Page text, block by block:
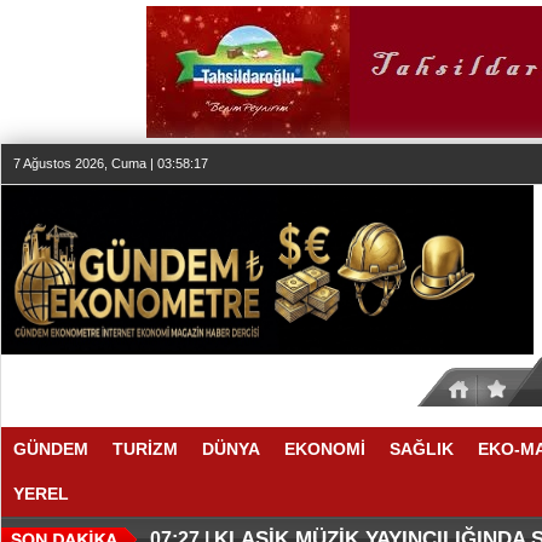
7 Ağustos 2026, Cuma | 03:58:17
GÜNDEM TURİZM DÜNYA EKONOMİ SAĞLIK EKO-
YEREL
20:24 |SESİN HAFIZASI ANKARA'DA
20:19 |FAIRMONT QUASAR